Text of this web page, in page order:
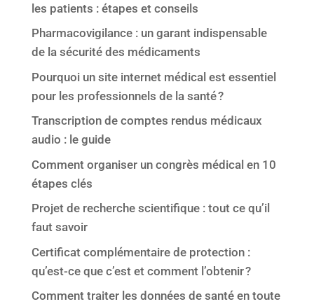
les patients : étapes et conseils
Pharmacovigilance : un garant indispensable
de la sécurité des médicaments
Pourquoi un site internet médical est essentiel
pour les professionnels de la santé ?
Transcription de comptes rendus médicaux
audio : le guide
Comment organiser un congrès médical en 10
étapes clés
Projet de recherche scientifique : tout ce qu’il
faut savoir
Certificat complémentaire de protection :
qu’est-ce que c’est et comment l’obtenir ?
Comment traiter les données de santé en toute